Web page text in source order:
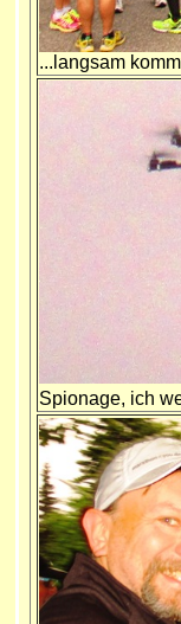
...langsam
Spionage, ich